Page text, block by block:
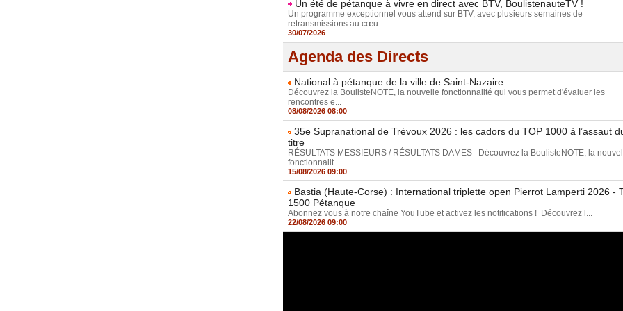
Un été de pétanque à vivre en direct avec BTV, BoulistenauteTV !
Un programme exceptionnel vous attend sur BTV, avec plusieurs semaines de
retransmissions au cœu...
30/07/2026
Agenda des Directs
National à pétanque de la ville de Saint-Nazaire
Découvrez la BoulisteNOTE, la nouvelle fonctionnalité qui vous permet d'évaluer les
rencontres e...
08/08/2026 08:00
35e Supranational de Trévoux 2026 : les cadors du TOP 1000 à l’assaut
titre
RÉSULTATS MESSIEURS / RÉSULTATS DAMES Découvrez la BoulisteNOTE, la
fonctionnalit...
15/08/2026 09:00
Bastia (Haute-Corse) : International triplette open Pierrot Lamperti 2026 -
1500 Pétanque
Abonnez vous à notre chaîne YouTube et activez les notifications ! Découvrez l...
22/08/2026 09:00